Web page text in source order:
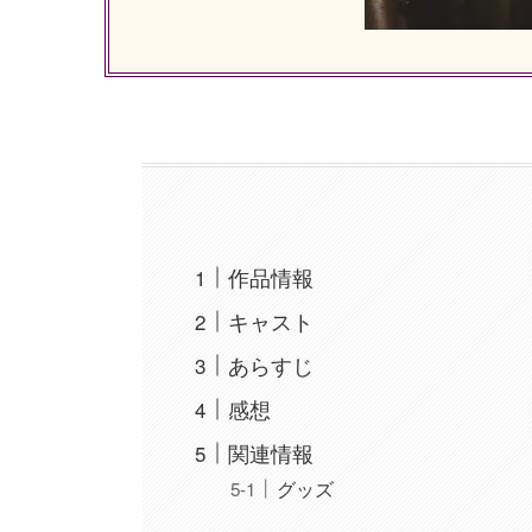
作品情報
キャスト
あらすじ
感想
関連情報
グッズ